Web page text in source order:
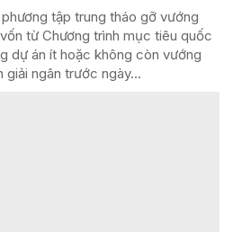
tập trung tháo gỡ vướng
từ Chương trình mục tiêu quốc
dự án ít hoặc không còn vướng
giải ngân trước ngày...